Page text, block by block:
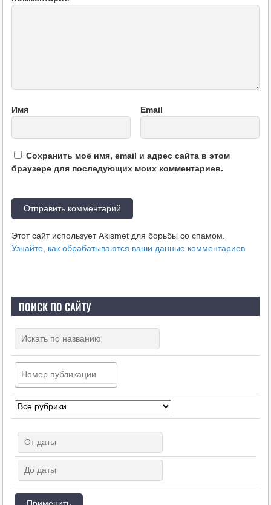
Имя Email
Сохранить моё имя, email и адрес сайта в этом
браузере для последующих моих комментариев.
Этот сайт использует Akismet для борьбы со спамом.
Узнайте, как обрабатываются ваши данные комментариев.
ПОИСК ПО САЙТУ